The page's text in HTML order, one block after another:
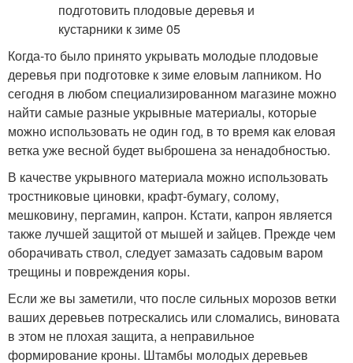
Когда-то было принято укрывать молодые плодовые
деревья при подготовке к зиме еловым лапником. Но
сегодня в любом специализированном магазине можно
найти самые разные укрывные материалы, которые
можно использовать не один год, в то время как еловая
ветка уже весной будет выброшена за ненадобностью.
В качестве укрывного материала можно использовать
тростниковые циновки, крафт-бумагу, солому,
мешковину, пергамин, капрон. Кстати, капрон является
также лучшей защитой от мышей и зайцев. Прежде чем
оборачивать ствол, следует замазать садовым варом
трещины и повреждения коры.
Если же вы заметили, что после сильных морозов ветки
ваших деревьев потрескались или сломались, виновата
в этом не плохая защита, а неправильное
формирование кроны. Штамбы молодых деревьев